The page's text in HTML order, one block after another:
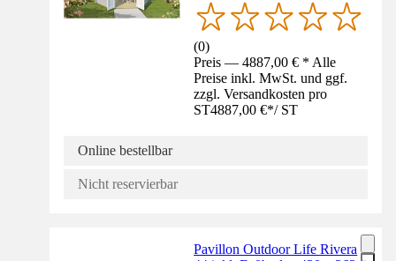
(0)
Preis — 4887,00 € * Alle
Preise inkl. MwSt. und ggf.
zzgl. Versandkosten pro
ST4887,00 €*/ ST
Online bestellbar
Nicht reservierbar
Pavillon Outdoor Life Rivera